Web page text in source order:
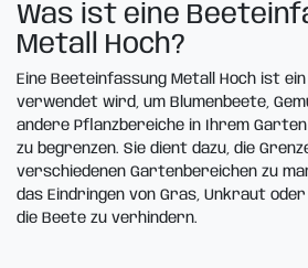
Was ist eine
Metall Hoch?
Eine Beeteinfassung Metall Hoch ist
verwendet wird, um Blumenbeete,
andere Pflanzbereiche in Ihrem
zu begrenzen. Sie dient dazu, die
verschiedenen Gartenbereichen zu
das Eindringen von Gras, Unkraut
die Beete zu verhindern.